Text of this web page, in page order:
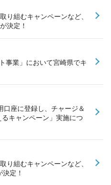
り組むキャンペーンなど、
決定！
事業」において宮崎県でキ
口座に登録し、チャージ＆
キャンペーン」実施につ
り組むキャンペーンなど、
定！